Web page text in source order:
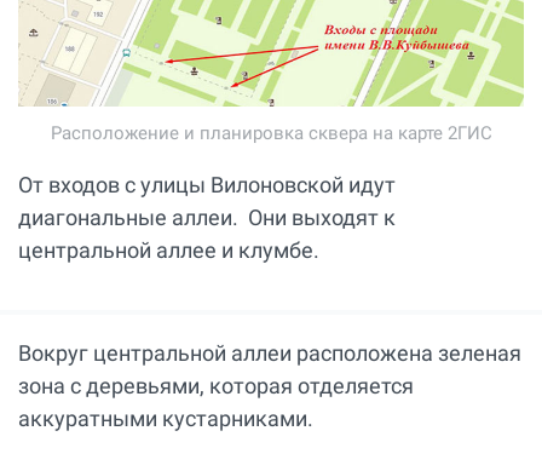
Расположение и планировка сквера на карте 2ГИС
От входов с улицы Вилоновской идут
диагональные аллеи. Они выходят к
центральной аллее и клумбе.
Вокруг центральной аллеи расположена зеленая
зона с деревьями, которая отделяется
аккуратными кустарниками.